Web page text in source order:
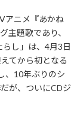
アニメ『あかね
主題歌であり、
し」は、4月3日
てから初となる
、10年ぶりのシ
が、ついにCDジ